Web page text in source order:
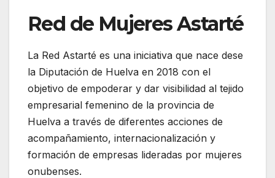
Red de Mujeres Astarté
La Red Astarté es una iniciativa que nace dese
la Diputación de Huelva en 2018 con el
objetivo de empoderar y dar visibilidad al tejido
empresarial femenino de la provincia de
Huelva a través de diferentes acciones de
acompañamiento, internacionalización y
formación de empresas lideradas por mujeres
onubenses.